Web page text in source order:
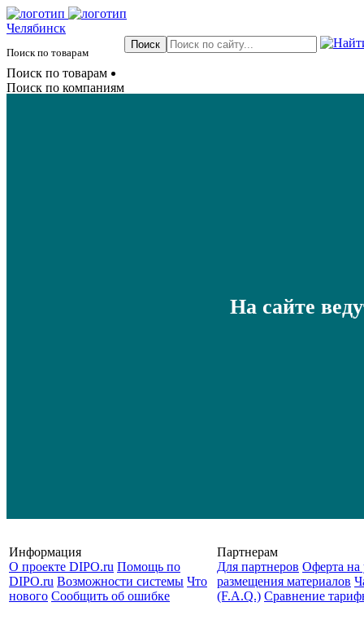
Челябинск
Поиск по товарам
Поиск по товарам
Поиск по компаниям
На сайте
Информация
О проекте DIPO.ru Помощь по
DIPO.ru Возможности системы Что
нового Сообщить об ошибке
Партнерам
Для партнеров Оферта на
размещения материалов
(F.A.Q.) Cравнение